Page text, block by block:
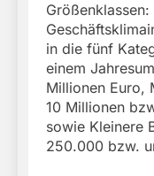
in die fünf
einem
Millionen Euro,
10 Millionen
sowie Kleinere
250.000 bzw.